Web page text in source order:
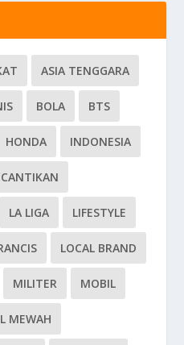
ASIA TENGGARA
BOLA BTS
HONDA INDONESIA
LA LIGA LIFESTYLE
LOCAL BRAND
MILITER MOBIL
MEWAH